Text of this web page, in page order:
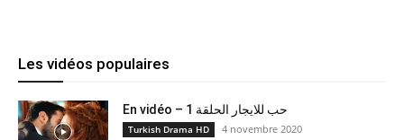
Les vidéos populaires
En vidéo – حب للايجار الحلقة 1
Turkish Drama HD 4 novembre 2020